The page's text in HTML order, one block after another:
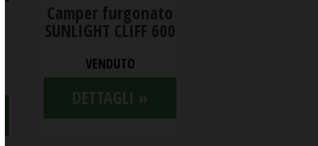
Camper furgonato
SUNLIGHT CLIFF 600
VENDUTO
DETTAGLI »